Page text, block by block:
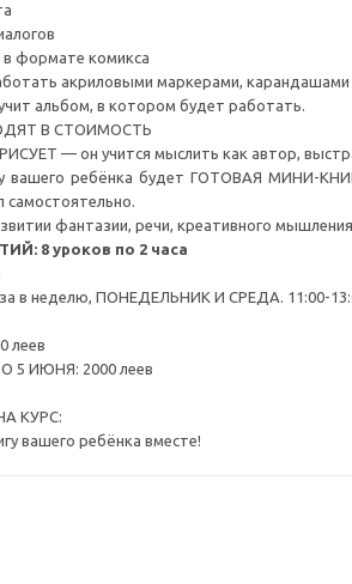
формате комикса
акриловыми маркерами, карандашами
альбом, в котором будет работать.
В СТОИМОСТЬ
— он учится мыслить как автор,
вашего ребёнка будет ГОТОВАЯ МИНИ-
самостоятельно.
фантазии, речи, креативного мышления
8 уроков по 2 часа
в неделю, ПОНЕДЕЛЬНИК И СРЕДА. 11:00-
леев
5 ИЮНЯ: 2000 леев
КУРС:
вашего ребёнка вместе!